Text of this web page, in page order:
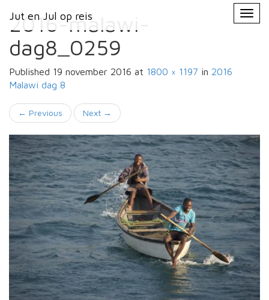
Jut en Jul op reis
Primary
Menu
Jut en Jul op reis
2016-malawi-
dag8_0259
Published 19 november 2016 at 1800 × 1197 in 2016
Malawi dag 8
← Previous Next →